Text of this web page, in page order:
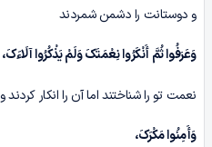
و دوستانت را دشمن شمردند
وَعَرَفُوا ثُمَّ أَنْکَرُوا نِعْمَتَکَ وَلَمْ یَذْکُرُوا آلَاءَکَ،
نعمت تو را شناختند اما آن را انکار
وَأَمِنُوا مَکْرَکَ،